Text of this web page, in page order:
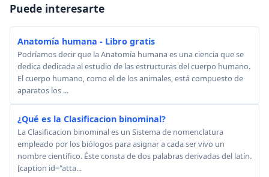
Puede interesarte
Anatomía humana - Libro gratis
Podríamos decir que la Anatomía humana es una ciencia que se
dedica dedicada al estudio de las estructuras del cuerpo humano.
El cuerpo humano, como el de los animales, está compuesto de
aparatos los ...
¿Qué es la Clasificacion binominal?
La Clasificacion binominal es un Sistema de nomenclatura
empleado por los biólogos para asignar a cada ser vivo un
nombre científico. Éste consta de dos palabras derivadas del latín.
[caption id="atta...